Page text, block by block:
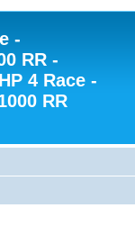
-
RR -
4 Race -
RR